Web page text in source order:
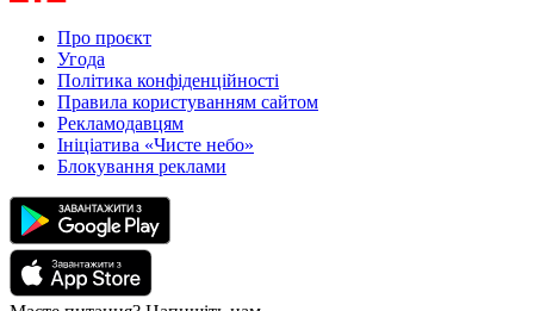
Про проєкт
Угода
Політика конфіденційності
Правила користуванням сайтом
Рекламодавцям
Ініціатива «Чисте небо»
Блокування реклами